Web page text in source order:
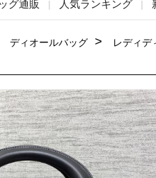
グ通販 | 人気ランキング |
ディオールバッグ > レディデ